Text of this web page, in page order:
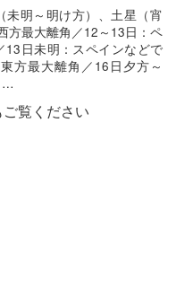
未明～明け方）、土星（宵
方最大離角／12～13日：ペ
13日未明：スペインなどで
方最大離角／16日夕方～
…
ご覧ください